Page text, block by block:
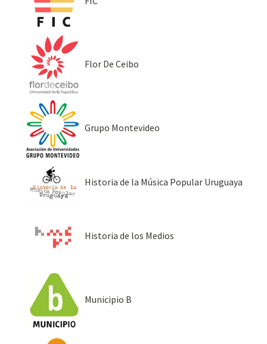
Flor De Ceibo
Grupo Montevideo
Historia de la Música Popular Uruguaya
Historia de los Medios
Municipio B